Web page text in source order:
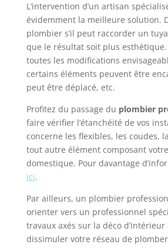
L’intervention d’un artisan
évidemment la meilleure solution.
plombier s’il peut raccorder un
que le résultat soit plus
toutes les modifications
certains éléments peuvent être
peut être déplacé, etc.
Profitez du passage du plombier
faire vérifier l’étanchéité de vos
concerne les flexibles, les coudes,
tout autre élément composant
domestique. Pour davantage
ici.
Par ailleurs, un plombier
orienter vers un professionnel
travaux axés sur la déco d’intérieur
dissimuler votre réseau de